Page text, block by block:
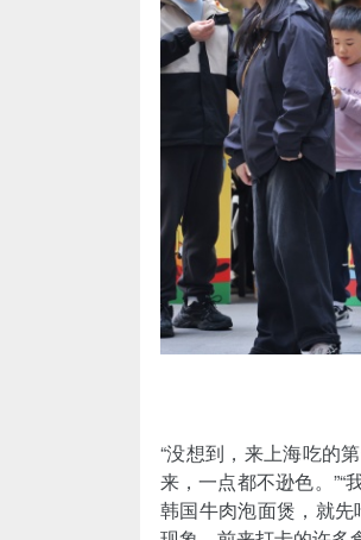
“没想到，来上海吃的
来，一点都不逊色。
韩国牛肉泡面煲，就